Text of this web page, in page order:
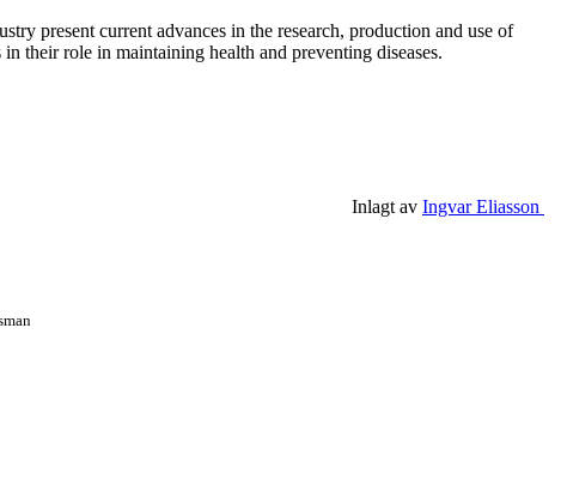
present current advances in the research, production and use of
their role in maintaining health and preventing diseases.
Inlagt av Ingvar Eliasson